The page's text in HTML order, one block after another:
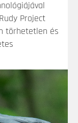
Project
törhetetlen és